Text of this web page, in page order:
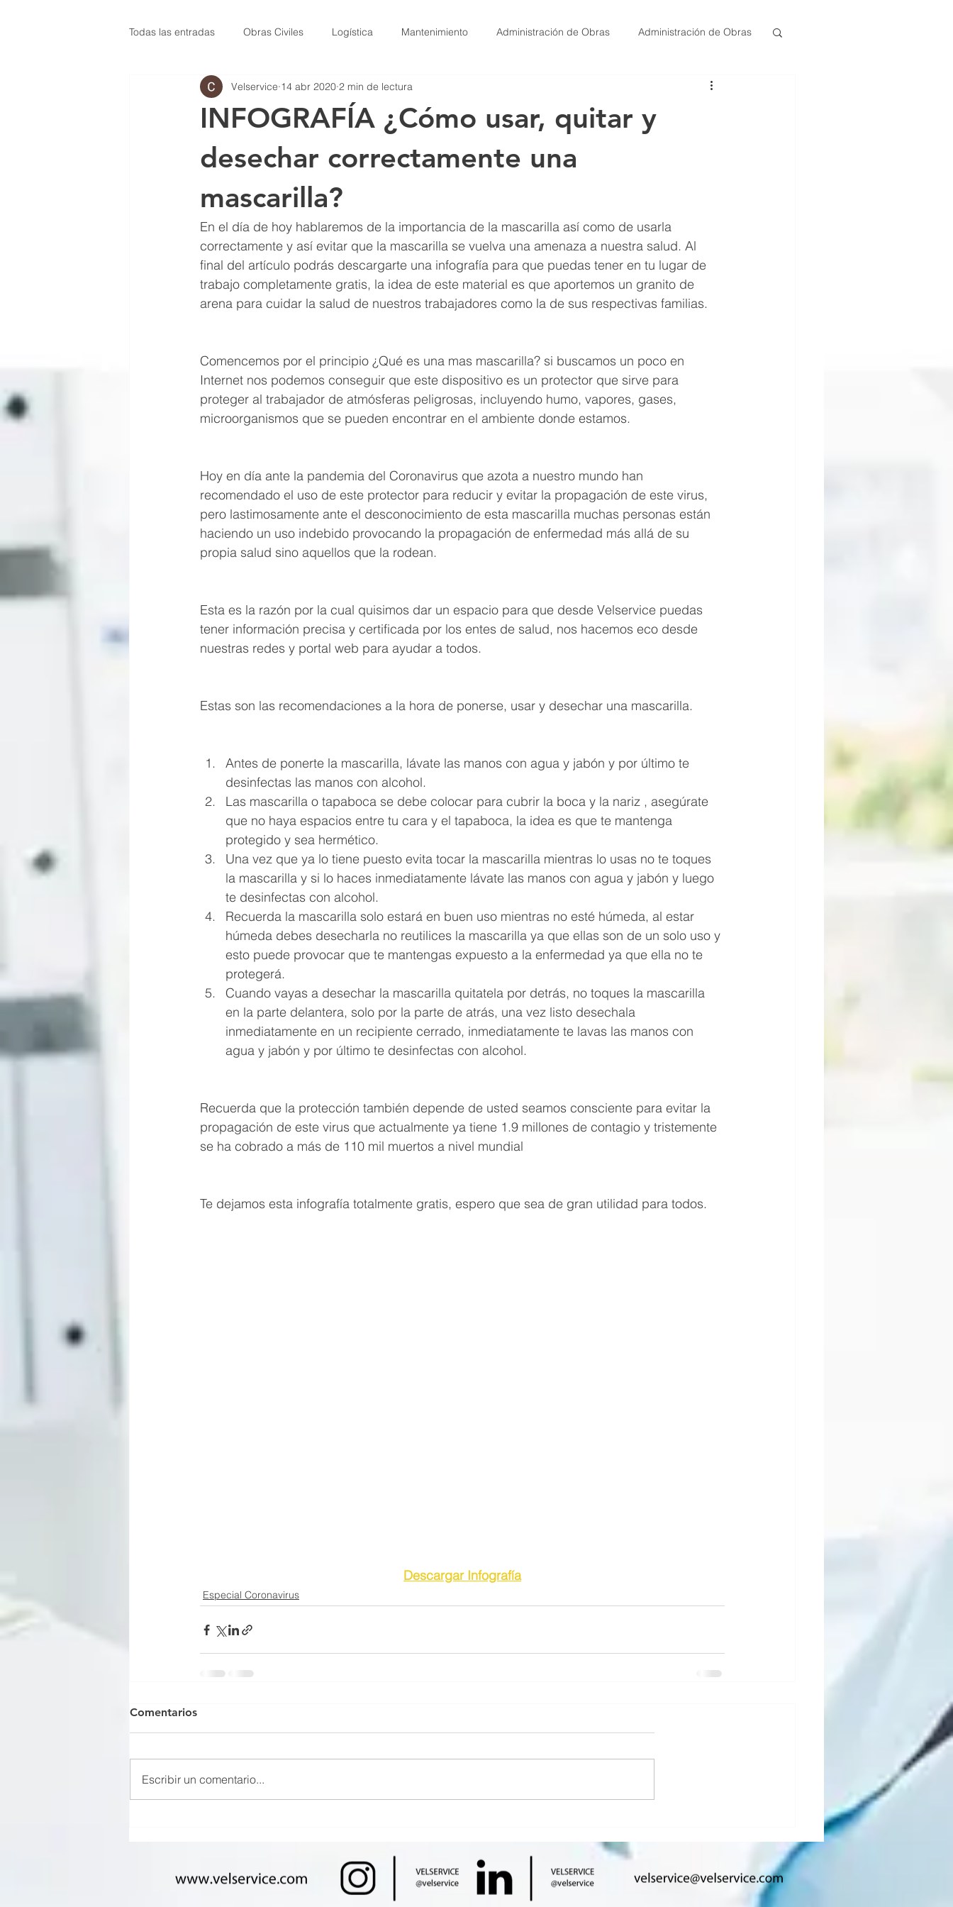
Todas las entradas Obras Civiles Logística Mantenimiento Administración de Obras Administración de Obras
Especial Coronavirus Jardinería
INFOGRAFÍA ¿Cómo usar, quitar y
desechar correctamente una
mascarilla?
Velservice 14 abr 2020 2 min de lectura
En el día de hoy hablaremos de la importancia de la mascarilla así como de usarla
correctamente y así evitar que la mascarilla se vuelva una amenaza a nuestra salud. Al
final del artículo podrás descargarte una infografía para que puedas tener en tu lugar de
trabajo completamente gratis, la idea de este material es que aportemos un granito de
arena para cuidar la salud de nuestros trabajadores como la de sus respectivas familias.
Comencemos por el principio ¿Qué es una mas mascarilla? si buscamos un poco en
Internet nos podemos conseguir que este dispositivo es un protector que sirve para
proteger al trabajador de atmósferas peligrosas, incluyendo humo, vapores, gases,
microorganismos que se pueden encontrar en el ambiente donde estamos.
Hoy en día ante la pandemia del Coronavirus que azota a nuestro mundo han
recomendado el uso de este protector para reducir y evitar la propagación de este virus,
pero lastimosamente ante el desconocimiento de esta mascarilla muchas personas están
haciendo un uso indebido provocando la propagación de enfermedad más allá de su
propia salud sino aquellos que la rodean.
Esta es la razón por la cual quisimos dar un espacio para que desde Velservice puedas
tener información precisa y certificada por los entes de salud, nos hacemos eco desde
nuestras redes y portal web para ayudar a todos.
Estas son las recomendaciones a la hora de ponerse, usar y desechar una mascarilla.
Antes de ponerte la mascarilla, lávate las manos con agua y jabón y por último te
desinfectas las manos con alcohol.
Las mascarilla o tapaboca se debe colocar para cubrir la boca y la nariz , asegúrate
que no haya espacios entre tu cara y el tapaboca, la idea es que te mantenga
protegido y sea hermético.
Una vez que ya lo tiene puesto evita tocar la mascarilla mientras lo usas no te toques
la mascarilla y si lo haces inmediatamente lávate las manos con agua y jabón y luego
te desinfectas con alcohol.
Recuerda la mascarilla solo estará en buen uso mientras no esté húmeda, al estar
húmeda debes desecharla no reutilices la mascarilla ya que ellas son de un solo uso y
esto puede provocar que te mantengas expuesto a la enfermedad ya que ella no te
protegerá.
Cuando vayas a desechar la mascarilla quitatela por detrás, no toques la mascarilla
en la parte delantera, solo por la parte de atrás, una vez listo desechala
inmediatamente en un recipiente cerrado, inmediatamente te lavas las manos con
agua y jabón y por último te desinfectas con alcohol.
Recuerda que la protección también depende de usted seamos consciente para evitar la
propagación de este virus que actualmente ya tiene 1.9 millones de contagio y tristemente
se ha cobrado a más de 110 mil muertos a nivel mundial
Te dejamos esta infografía totalmente gratis, espero que sea de gran utilidad para todos.
Descargar Infografía
Especial Coronavirus
Comentarios
Escribir un comentario...